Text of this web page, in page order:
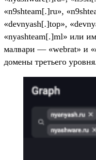
«n9shteam[.]ru»,
«devnyash[.]top»,
«nyashteam[.]ml» или
малвари — «webrat» и
домены третьего